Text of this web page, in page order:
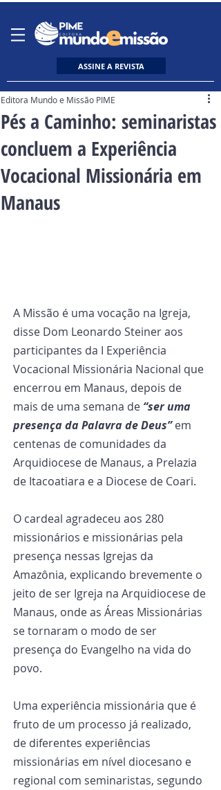
ASSINE A REVISTA
Pés a Caminho: seminaristas
concluem a Experiência
Vocacional Missionária em
Manaus
Editora Mundo e Missão PIME
A Missão é uma vocação na Igreja,
disse Dom Leonardo Steiner aos
participantes da I Experiência
Vocacional Missionária Nacional que
encerrou em Manaus, depois de
mais de uma semana de “ser uma
presença da Palavra de Deus” em
centenas de comunidades da
Arquidiocese de Manaus, a Prelazia
de Itacoatiara e a Diocese de Coari.
O cardeal agradeceu aos 280
missionários e missionárias pela
presença nessas Igrejas da
Amazônia, explicando brevemente o
jeito de ser Igreja na Arquidiocese de
Manaus, onde as Áreas Missionárias
se tornaram o modo de ser
presença do Evangelho na vida do
povo.
Uma experiência missionária que é
fruto de um processo já realizado,
de diferentes experiências
missionárias em nível diocesano e
regional com seminaristas, segundo